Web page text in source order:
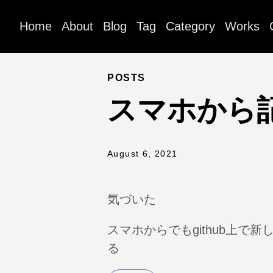
Home About Blog Tag Category Works
POSTS
スマホから
August 6, 2021
気づいた
スマホからでもgithub上で新
る